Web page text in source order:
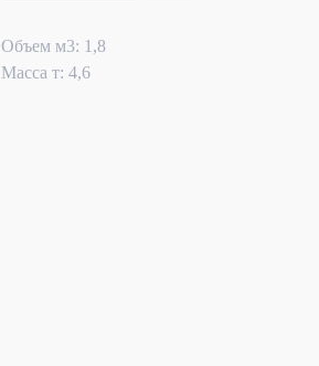
Объем м3: 1,8
Масса т: 4,6